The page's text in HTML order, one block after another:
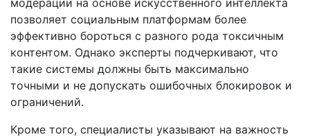
позволяет социальным платформам более
эффективно бороться с разного рода токсичным
контентом. Однако эксперты подчеркивают, что
такие системы должны быть максимально
точными и не допускать ошибочных блокировок и
ограничений.
Кроме того, специалисты указывают на важность